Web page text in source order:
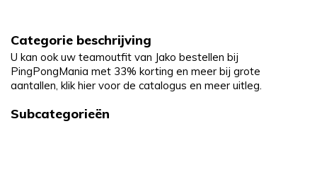
Categorie beschrijving
U kan ook uw teamoutfit van Jako bestellen bij
PingPongMania met 33% korting en meer bij grote
aantallen, klik hier voor de catalogus en meer uitleg.
Subcategorieën